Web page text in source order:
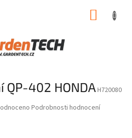
QP-402 HONDAH720080
Podrobnosti hodnocení